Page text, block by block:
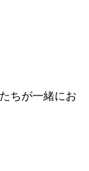
ちが一緒にお